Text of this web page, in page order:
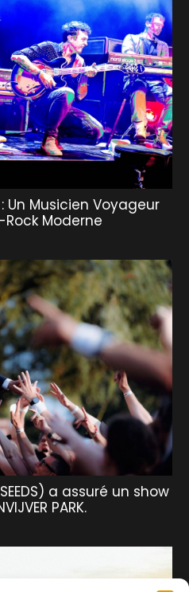
Un Musicien Voyageur
Moderne
SEEDS) a assuré un show
PARK.